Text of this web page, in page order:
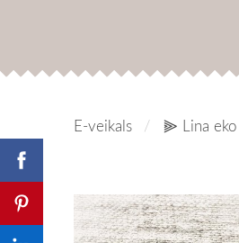
E-veikals ⫸ Lina eko